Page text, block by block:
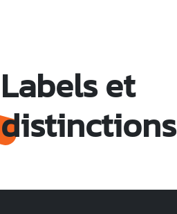
Labels et
distinctions